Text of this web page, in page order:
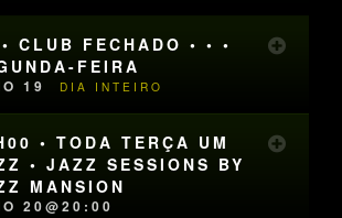
CLUB FECHADO • • •
FEIRA
19 DIA INTEIRO
• TODA TERÇA UM
• JAZZ SESSIONS BY
MANSION
20@20:00